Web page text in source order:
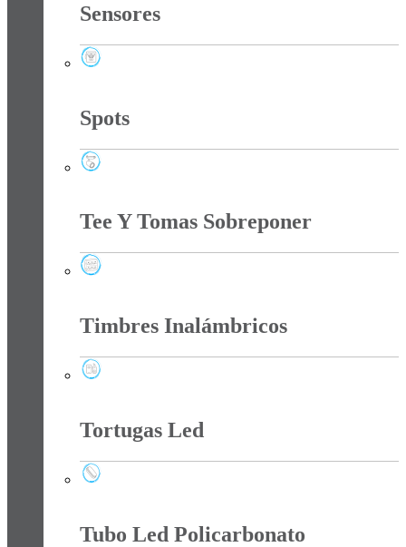
Sensores
Spots
Tee Y Tomas Sobreponer
Timbres Inalámbricos
Tortugas Led
Tubo Led Policarbonato